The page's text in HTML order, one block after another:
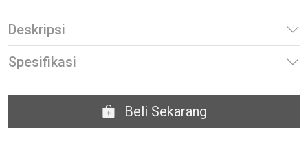
Deskripsi
Spesifikasi
Beli Sekarang